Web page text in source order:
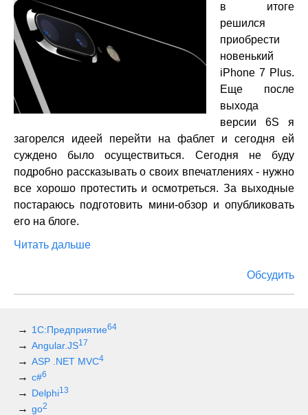
в итоге
решился
приобрести
новенький
iPhone 7 Plus.
Еще после
выхода
версии 6S я
загорелся идеей перейти на фаблет и сегодня ей
суждено было осуществиться. Сегодня не буду
подробно рассказывать о своих впечатлениях - нужно
все хорошо протестить и осмотреться. За выходные
постараюсь подготовить мини-обзор и опубликовать
его на блоге.
Читать дальше
Обсудить
1С:Предприятие64
Angular.JS17
ASP .NET MVC4
c#6
Delphi13
go2